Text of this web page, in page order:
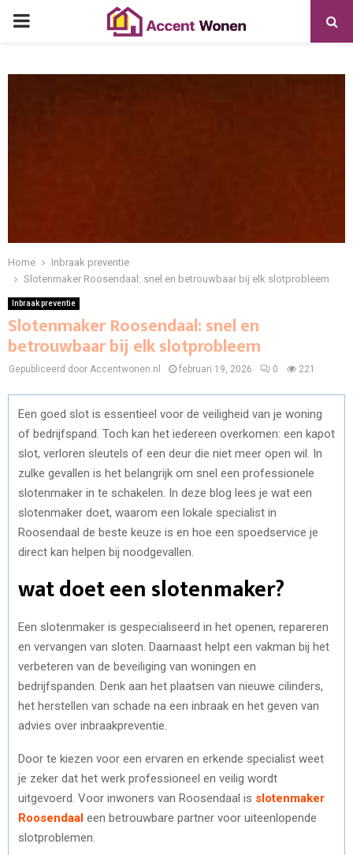
PRIMARY
Home
Inbraak preventie
Slotenmaker Roosendaal: snel en betrouwbaar bij elk slotprobleem
Inbraak preventie
Slotenmaker Roosendaal: snel en
betrouwbaar bij elk slotprobleem
Gepubliceerd door Accentwonen.nl februari 19, 2026 0 221
Een goed slot is essentieel voor de veiligheid van je woning
of bedrijfspand. Toch kan het iedereen overkomen: een kapot
slot, verloren sleutels of een deur die niet meer open wil. In
zulke gevallen is het belangrijk om snel een professionele
slotenmaker in te schakelen. In deze blog lees je wat een
slotenmaker doet, waarom een lokale specialist in
Roosendaal de beste keuze is en hoe een spoedservice je
direct kan helpen bij noodgevallen.
wat doet een slotenmaker?
Een slotenmaker is gespecialiseerd in het openen, repareren
en vervangen van sloten. Daarnaast helpt een vakman bij het
verbeteren van de beveiliging van woningen en
bedrijfspanden. Denk aan het plaatsen van nieuwe cilinders,
het herstellen van schade na een inbraak en het geven van
advies over inbraakpreventie.
Door te kiezen voor een ervaren en erkende specialist weet
je zeker dat het werk professioneel en veilig wordt
uitgevoerd. Voor inwoners van Roosendaal is slotenmaker
Roosendaal een betrouwbare partner voor uiteenlopende
slotproblemen.